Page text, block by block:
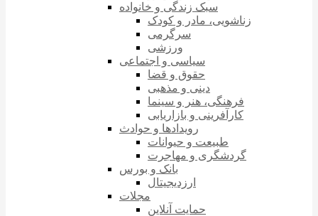
سبک زندگی و خانواده
زناشویی، مادر و کودک
سرگرمی
ورزشی
سیاسی و اجتماعی
حقوق و قضا
دینی و مذهبی
فرهنگی، هنر و سینما
کارآفرینی و بازاریابی
رویدادها و حوادث
طبیعت و حیوانات
گردشگری و مهاجرت
بانک و بورس
ارزدیجیتال
مجلات
حمایت آنلاین